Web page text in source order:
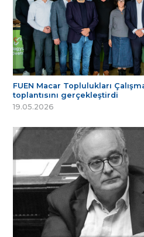
FUEN Macar Toplulukları
toplantısını gerçekleştirdi
19.05.2026